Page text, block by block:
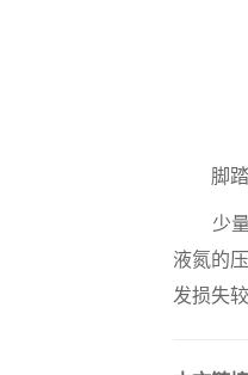
脚踏
少量液
液氮的
发损失较